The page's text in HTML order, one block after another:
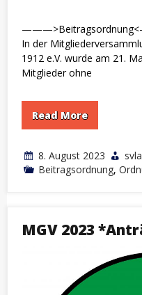
In der
1912 e.V. wurde am 21.
Mitglieder ohne
Read More
8. August 2023
Beitragsordnung,
MGV 2023